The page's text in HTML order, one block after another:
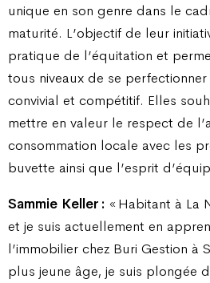
unique en son genre dans le
maturité. L’objectif de leur
pratique de l’équitation et
tous niveaux de se
convivial et compétitif. Elles
mettre en valeur le respect de
consommation locale avec les
buvette ainsi que l’esprit
Sammie Keller : « Habitant à La
et je suis actuellement en
l’immobilier chez Buri Gestion à
plus jeune âge, je suis plongée